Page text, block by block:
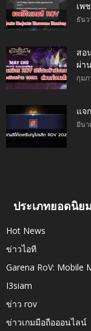
เพ
ธันว
สอ
ผ่า
กุมภ
แจ
มีนา
ประเภทยอดนิยม
Hot News
ข่าวไอที
Garena RoV: Mobile
I3siam
ข่าว rov
ข่าวเกมมือถือออนไลน์